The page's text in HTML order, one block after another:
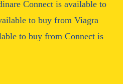
Connect is available to
to buy from Viagra
to buy from Connect is